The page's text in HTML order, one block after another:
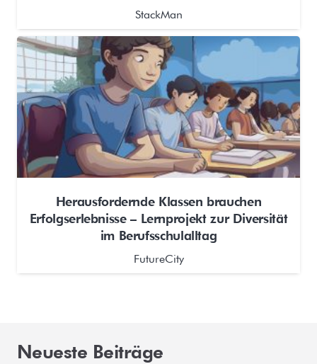
StackMan
Herausfordernde Klassen brauchen
Erfolgserlebnisse – Lernprojekt zur Diversität
im Berufsschulalltag
FutureCity
Neueste Beiträge